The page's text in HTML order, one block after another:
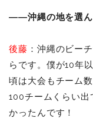
――沖縄の地を選ん
後藤 ：沖縄のビー
らです。僕が10年
頃は大会もチーム
100チームくらい
かったんです！